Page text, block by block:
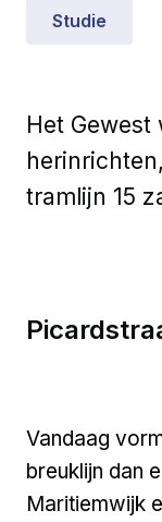
Studie
Het Gewest
tramlijn 15
Vandaag
breuklijn dan
Maritiemwijk